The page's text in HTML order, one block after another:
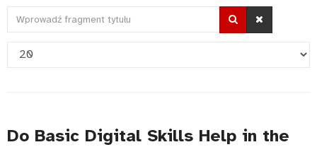
Wprowadź
tytułu
Pokaż
Do Basic Digital Skills Help in the